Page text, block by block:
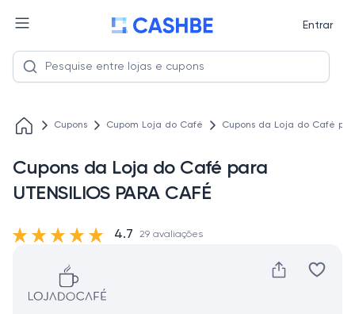
Entrar
Cupons Cupom Loja do Café Cupons da Loja do Café para
Cupons da Loja do Café para
UTENSILIOS PARA CAFÉ
4.7 29 avaliações